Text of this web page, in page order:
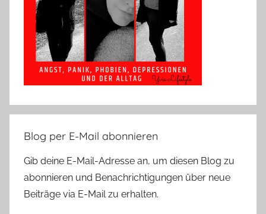
Blog per E-Mail abonnieren
Gib deine E-Mail-Adresse an, um diesen Blog zu
abonnieren und Benachrichtigungen über neue
Beiträge via E-Mail zu erhalten.